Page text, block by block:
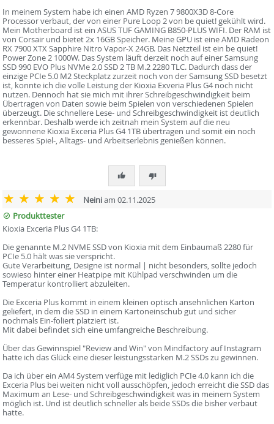
In meinem System habe ich einen AMD Ryzen 7 9800X3D 8-Core
Processor verbaut, der von einer Pure Loop 2 von be quiet! gekühlt wird.
Mein Motherboard ist ein ASUS TUF GAMING B850-PLUS WIFI. Der RAM ist
von Corsair und bietet 2x 16GB Speicher. Meine GPU ist eine AMD Radeon
RX 7900 XTX Sapphire Nitro Vapor-X 24GB. Das Netzteil ist ein be quiet!
Power Zone 2 1000W. Das System läuft derzeit noch auf einer Samsung
SSD 990 EVO Plus NVMe 2.0 SSD 2 TB M.2 2280 TLC. Dadurch dass der
einzige PCIe 5.0 M2 Steckplatz zurzeit noch von der Samsung SSD besetzt
ist, konnte ich die volle Leistung der Kioxia Exveria Plus G4 noch nicht
nutzen. Dennoch hat sie mich mit ihrer Schreibgeschwindigkeit beim
Übertragen von Daten sowie beim Spielen von verschiedenen Spielen
überzeugt. Die schnellere Lese- und Schreibgeschwindigkeit ist deutlich
erkennbar. Deshalb werde ich zeitnah mein System auf die neu
gewonnene Kioxia Exceria Plus G4 1TB übertragen und somit ein noch
besseres Spiel-, Alltags- und Arbeitserlebnis genießen können.
Neiniam 02.11.2025
Produkttester
Kioxia Exceria Plus G4 1TB:
Die genannte M.2 NVME SSD von Kioxia mit dem Einbaumaß 2280 für
PCIe 5.0 hält was sie verspricht.
Gute Verarbeitung, Designe ist normal | nicht besonders, sollte jedoch
sowieso hinter einer Heatpipe mit Kühlpad verschwinden um die
Temperatur kontrolliert abzuleiten.
Die Exceria Plus kommt in einem kleinen optisch ansehnlichen Karton
geliefert, in dem die SSD in einem Kartoneinschub gut und sicher
nochmals Ein-foliert platziert ist.
Mit dabei befindet sich eine umfangreiche Beschreibung.
Über das Gewinnspiel "Review and Win" von Mindfactory auf Instagram
hatte ich das Glück eine dieser leistungsstarken M.2 SSDs zu gewinnen.
Da ich über ein AM4 System verfüge mit lediglich PCIe 4.0 kann ich die
Exceria Plus bei weiten nicht voll ausschöpfen, jedoch erreicht die SSD das
Maximum an Lese- und Schreibgeschwindigkeit was in meinem System
möglich ist. Und ist deutlich schneller als beide SSDs die bisher verbaut
hatte.